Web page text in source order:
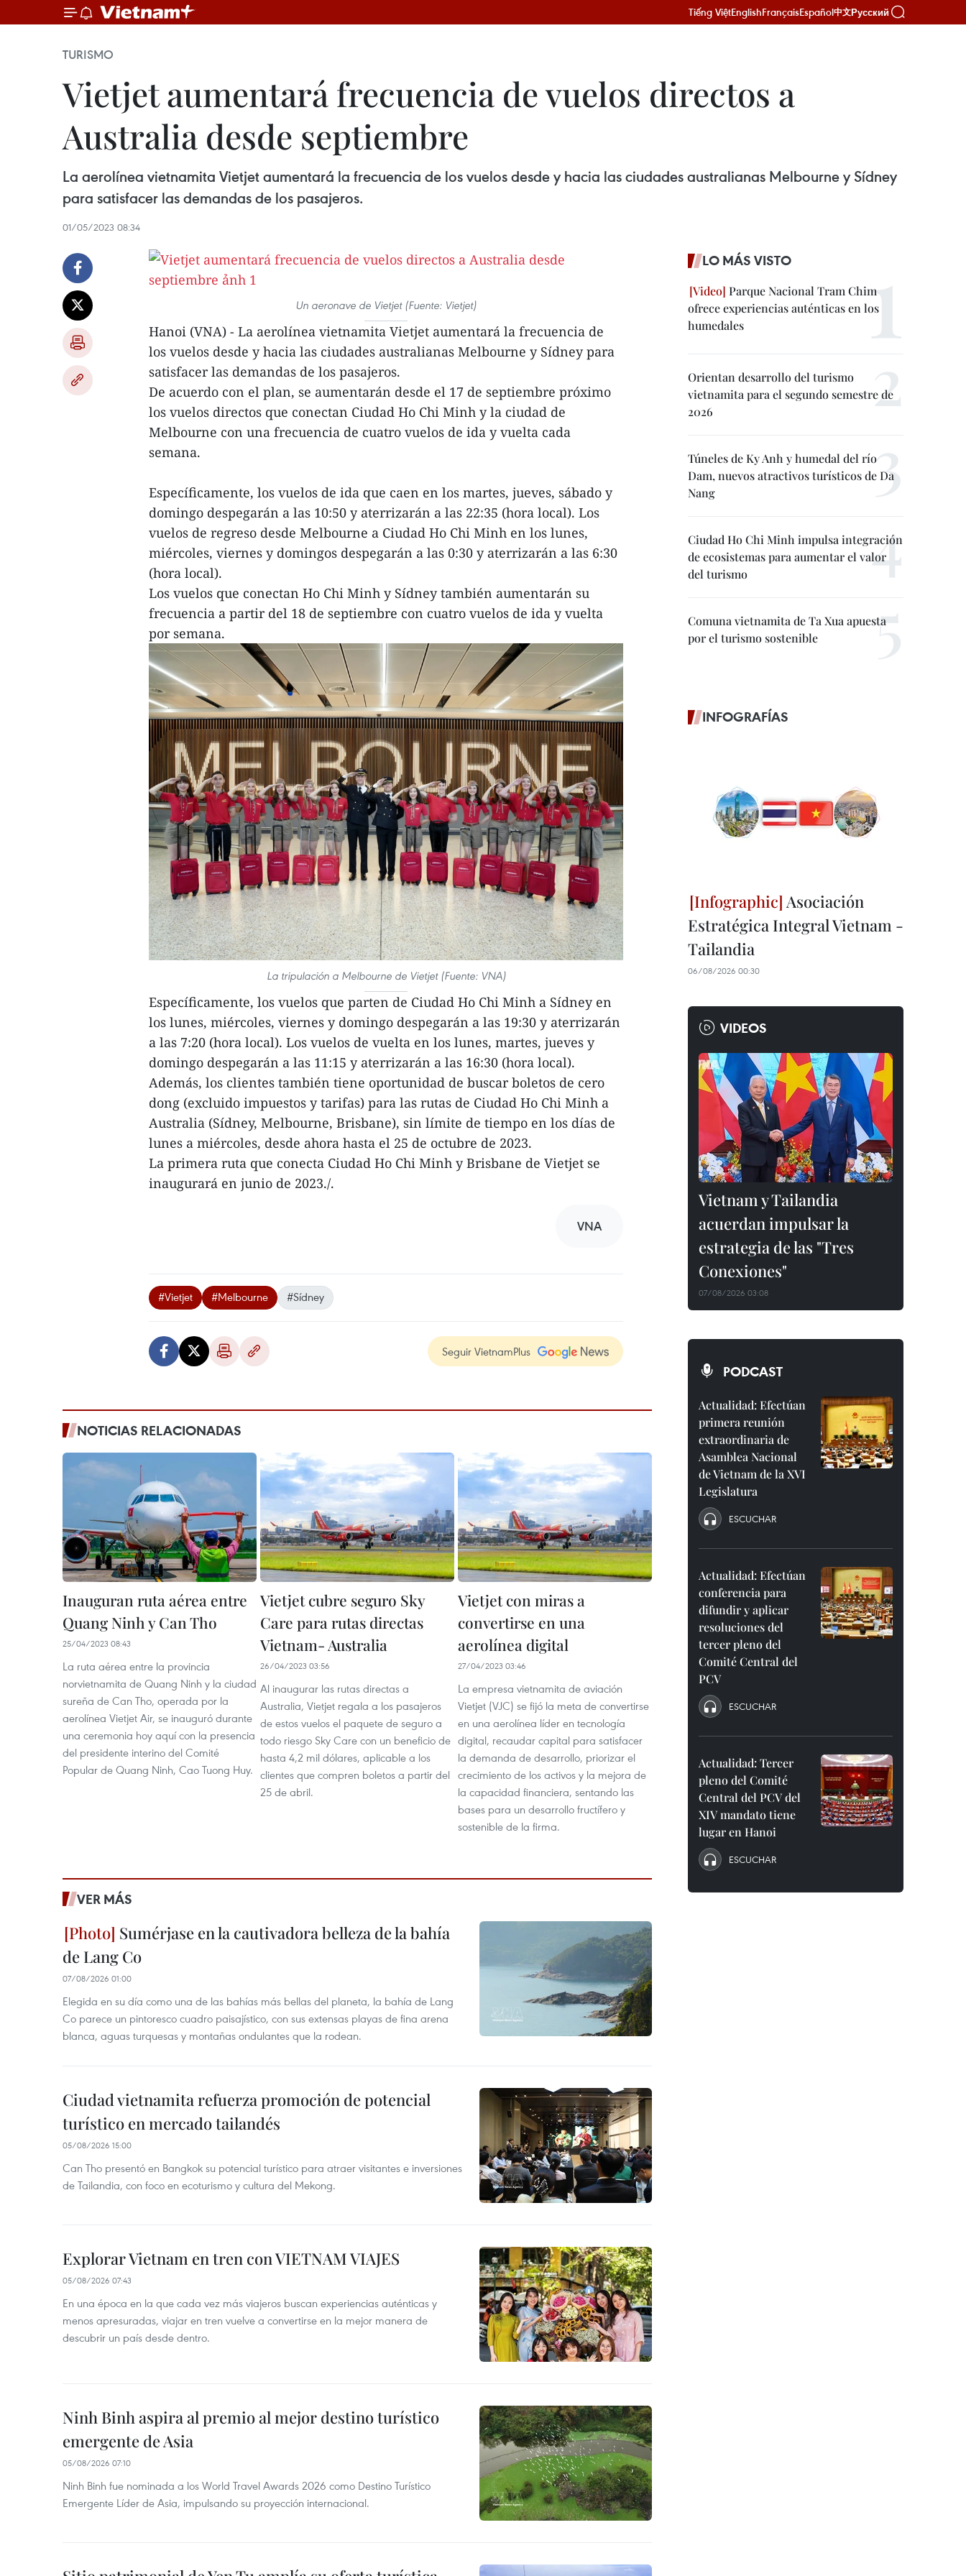
Tiếng ViệtEnglishFrançaisEspañol中文Русский
TURISMO
Vietjet aumentará frecuencia de vuelos directos a
Australia desde septiembre
La aerolínea vietnamita Vietjet aumentará la frecuencia de los vuelos desde y hacia las ciudades australianas Melbourne y Sídney
para satisfacer las demandas de los pasajeros.
01/05/2023 08:34
Un aeronave de Vietjet (Fuente: Vietjet)
Hanoi (VNA) - La aerolínea vietnamita Vietjet aumentará la frecuencia de
los vuelos desde y hacia las ciudades australianas Melbourne y Sídney para
satisfacer las demandas de los pasajeros.
De acuerdo con el plan, se aumentarán desde el 17 de septiembre próximo
los vuelos directos que conectan Ciudad Ho Chi Minh y la ciudad de
Melbourne con una frecuencia de cuatro vuelos de ida y vuelta cada
semana.
Específicamente, los vuelos de ida que caen en los martes, jueves, sábado y
domingo despegarán a las 10:50 y aterrizarán a las 22:35 (hora local). Los
vuelos de regreso desde Melbourne a Ciudad Ho Chi Minh en los lunes,
miércoles, viernes y domingos despegarán a las 0:30 y aterrizarán a las 6:30
(hora local).
Los vuelos que conectan Ho Chi Minh y Sídney también aumentarán su
frecuencia a partir del 18 de septiembre con cuatro vuelos de ida y vuelta
por semana.
La tripulación a Melbourne de Vietjet (Fuente: VNA)
Específicamente, los vuelos que parten de Ciudad Ho Chi Minh a Sídney en
los lunes, miércoles, viernes y domingo despegarán a las 19:30 y aterrizarán
a las 7:20 (hora local). Los vuelos de vuelta en los lunes, martes, jueves y
domingo despegarán a las 11:15 y aterrizarán a las 16:30 (hora local).
Además, los clientes también tiene oportunidad de buscar boletos de cero
dong (excluido impuestos y tarifas) para las rutas de Ciudad Ho Chi Minh a
Australia (Sídney, Melbourne, Brisbane), sin límite de tiempo en los días de
lunes a miércoles, desde ahora hasta el 25 de octubre de 2023.
La primera ruta que conecta Ciudad Ho Chi Minh y Brisbane de Vietjet se
inaugurará en junio de 2023./.
VNA
#Vietjet #Melbourne #Sídney
Seguir VietnamPlus
NOTICIAS RELACIONADAS
Inauguran ruta aérea entre
Quang Ninh y Can Tho
25/04/2023 08:43
La ruta aérea entre la provincia
norvietnamita de Quang Ninh y la ciudad
sureña de Can Tho, operada por la
aerolínea Vietjet Air, se inauguró durante
una ceremonia hoy aquí con la presencia
del presidente interino del Comité
Popular de Quang Ninh, Cao Tuong Huy.
Vietjet cubre seguro Sky
Care para rutas directas
Vietnam- Australia
26/04/2023 03:56
Al inaugurar las rutas directas a
Australia, Vietjet regala a los pasajeros
de estos vuelos el paquete de seguro a
todo riesgo Sky Care con un beneficio de
hasta 4,2 mil dólares, aplicable a los
clientes que compren boletos a partir del
25 de abril.
Vietjet con miras a
convertirse en una
aerolínea digital
27/04/2023 03:46
La empresa vietnamita de aviación
Vietjet (VJC) se fijó la meta de convertirse
en una aerolínea líder en tecnología
digital, recaudar capital para satisfacer
la demanda de desarrollo, priorizar el
crecimiento de los activos y la mejora de
la capacidad financiera, sentando las
bases para un desarrollo fructífero y
sostenible de la firma.
VER MÁS
Sumérjase en la cautivadora belleza de la bahía
de Lang Co
07/08/2026 01:00
Elegida en su día como una de las bahías más bellas del planeta, la bahía de Lang
Co parece un pintoresco cuadro paisajístico, con sus extensas playas de fina arena
blanca, aguas turquesas y montañas ondulantes que la rodean.
Ciudad vietnamita refuerza promoción de potencial
turístico en mercado tailandés
05/08/2026 15:00
Can Tho presentó en Bangkok su potencial turístico para atraer visitantes e inversiones
de Tailandia, con foco en ecoturismo y cultura del Mekong.
Explorar Vietnam en tren con VIETNAM VIAJES
05/08/2026 07:43
En una época en la que cada vez más viajeros buscan experiencias auténticas y
menos apresuradas, viajar en tren vuelve a convertirse en la mejor manera de
descubrir un país desde dentro.
Ninh Binh aspira al premio al mejor destino turístico
emergente de Asia
05/08/2026 07:10
Ninh Binh fue nominada a los World Travel Awards 2026 como Destino Turístico
Emergente Líder de Asia, impulsando su proyección internacional.
LO MÁS VISTO
Parque Nacional Tram Chim
ofrece experiencias auténticas en los
humedales
Orientan desarrollo del turismo
vietnamita para el segundo semestre de
2026
Túneles de Ky Anh y humedal del río
Dam, nuevos atractivos turísticos de Da
Nang
Ciudad Ho Chi Minh impulsa integración
de ecosistemas para aumentar el valor
del turismo
Comuna vietnamita de Ta Xua apuesta
por el turismo sostenible
INFOGRAFÍAS
Asociación
Estratégica Integral Vietnam -
Tailandia
06/08/2026 00:30
VIDEOS
Vietnam y Tailandia
acuerdan impulsar la
estrategia de las "Tres
Conexiones"
07/08/2026 03:08
PODCAST
Actualidad: Efectúan
primera reunión
extraordinaria de
Asamblea Nacional
de Vietnam de la XVI
Legislatura
ESCUCHAR
Actualidad: Efectúan
conferencia para
difundir y aplicar
resoluciones del
tercer pleno del
Comité Central del
PCV
ESCUCHAR
Actualidad: Tercer
pleno del Comité
Central del PCV del
XIV mandato tiene
lugar en Hanoi
ESCUCHAR